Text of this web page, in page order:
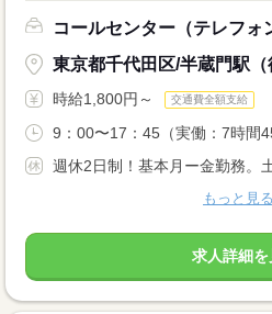
コールセンター（テレフォ
東京都千代田区/半蔵門駅（
時給1,800円～ 交通費全額支給
9：00〜17：45（実働：7時間
週休2日制！基本月ー金勤務。
もっと見る
求人詳細を